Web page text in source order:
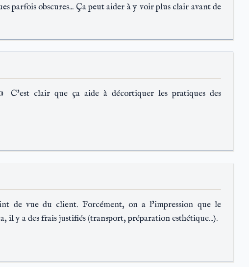
parfois obscures... Ça peut aider à y voir plus clair avant de
clair que ça aide à décortiquer les pratiques des
de vue du client. Forcément, on a l'impression que le
il y a des frais justifiés (transport, préparation esthétique...).